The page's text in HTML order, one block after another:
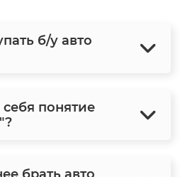
б/у авто
понятие
брать авто